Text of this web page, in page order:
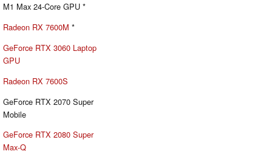
M1 Max 24-Core GPU *
Radeon RX 7600M *
GeForce RTX 3060 Laptop
GPU
Radeon RX 7600S
GeForce RTX 2070 Super
Mobile
GeForce RTX 2080 Super
Max-Q